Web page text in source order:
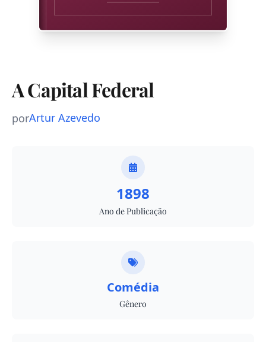
A Capital Federal
porArtur Azevedo
1898
Ano de Publicação
Comédia
Gênero